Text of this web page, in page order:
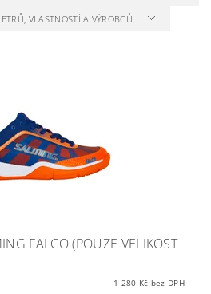
VLASTNOSTÍ A VÝROBCŮ
FALCO (POUZE VELIKOST
1 280 Kč bez DPH